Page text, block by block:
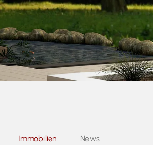
Immobilien News